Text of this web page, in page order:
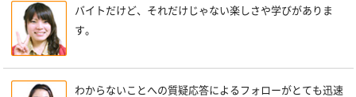
バイトだけど、それだけじゃない楽しさや学びがありま
す。
わからないことへの質疑応答によるフォローがとても迅速